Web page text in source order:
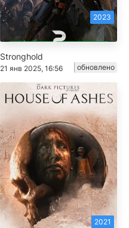
2023
Stronghold
21 янв 2025, 16:56 обновлено
2021